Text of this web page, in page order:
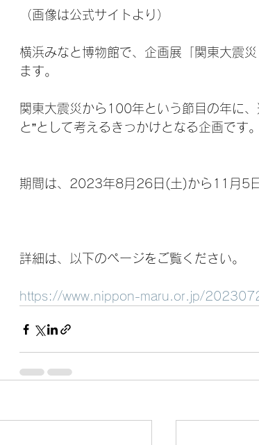
（画像は公式サイトより）
横浜みなと博物館で、企画展「関東大震
ます。
関東大震災から100年という節目の年に
と”として考えるきっかけとなる企画です。
期間は、2023年8月26日(土)から11月5日
詳細は、以下のページをご覧ください。
https://www.nippon-maru.or.jp/